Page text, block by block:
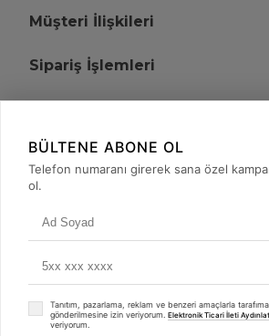
Müşteri İlişkileri
Sipariş İşlemleri
+90 (850) 473 08
BÜLTENE ABONE OL
Telefon numaranı girerek sana özel
ol.
Tanıtım, pazarlama, reklam ve benzeri amaçlarla
gönderilmesine izin veriyorum. Elektronik Ticari İleti
veriyorum.